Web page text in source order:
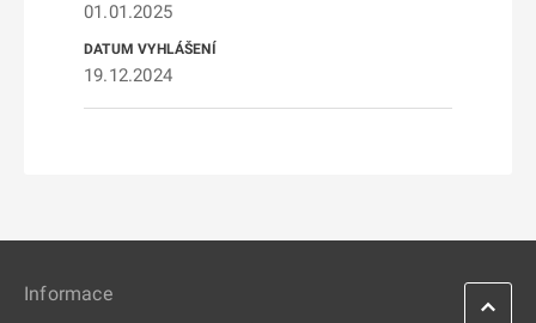
01.01.2025
19.12.2024
Informace